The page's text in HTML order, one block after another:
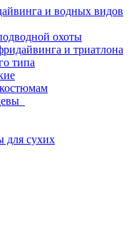
и водных видов
охоты
и триатлона
типа
для сухих